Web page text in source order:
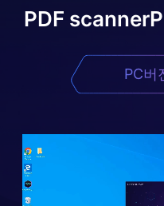
PDF scanner
PC버